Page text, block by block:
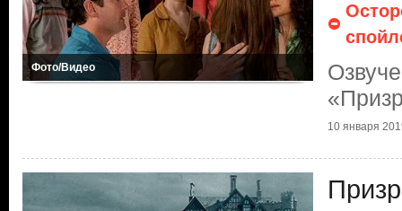
Фото/Видео
10 января